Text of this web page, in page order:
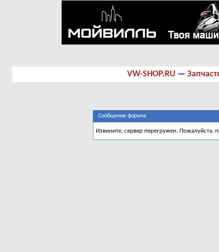
VW-SHOP.RU —
Сообщение форума
Извините, сервер перегружен. Пожалуйста,